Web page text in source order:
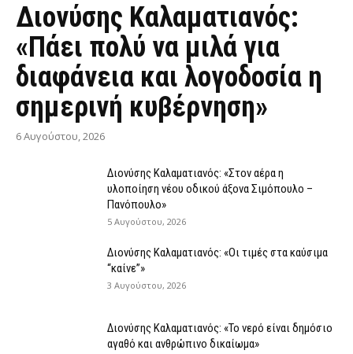
Διονύσης Καλαματιανός:
«Πάει πολύ να μιλά για
διαφάνεια και λογοδοσία η
σημερινή κυβέρνηση»
6 Αυγούστου, 2026
Διονύσης Καλαματιανός: «Στον αέρα η
υλοποίηση νέου οδικού άξονα Σιμόπουλο –
Πανόπουλο»
5 Αυγούστου, 2026
Διονύσης Καλαματιανός: «Οι τιμές στα καύσιμα
“καίνε”»
3 Αυγούστου, 2026
Διονύσης Καλαματιανός: «Το νερό είναι δημόσιο
αγαθό και ανθρώπινο δικαίωμα»